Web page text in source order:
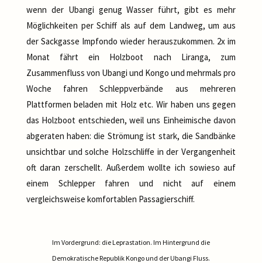
wenn der Ubangi genug Wasser führt, gibt es mehr
Möglichkeiten per Schiff als auf dem Landweg, um aus
der Sackgasse Impfondo wieder herauszukommen. 2x im
Monat fährt ein Holzboot nach Liranga, zum
Zusammenfluss von Ubangi und Kongo und mehrmals pro
Woche fahren Schleppverbände aus mehreren
Plattformen beladen mit Holz etc. Wir haben uns gegen
das Holzboot entschieden, weil uns Einheimische davon
abgeraten haben: die Strömung ist stark, die Sandbänke
unsichtbar und solche Holzschliffe in der Vergangenheit
oft daran zerschellt. Außerdem wollte ich sowieso auf
einem Schlepper fahren und nicht auf einem
vergleichsweise komfortablen Passagierschiff.
Im Vordergrund: die Leprastation. Im Hintergrund die
Demokratische Republik Kongo und der Ubangi Fluss.